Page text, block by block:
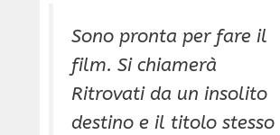
Sono pronta per fare il
film. Si chiamerà
Ritrovati da un insolito
destino e il titolo stesso